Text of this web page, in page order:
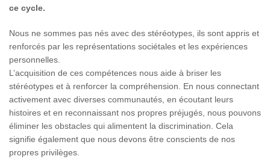
ce cycle.
Nous ne sommes pas nés avec des stéréotypes, ils sont appris et
renforcés par les représentations sociétales et les expériences
personnelles.
L’acquisition de ces compétences nous aide à briser les
stéréotypes et à renforcer la compréhension. En nous connectant
activement avec diverses communautés, en écoutant leurs
histoires et en reconnaissant nos propres préjugés, nous pouvons
éliminer les obstacles qui alimentent la discrimination. Cela
signifie également que nous devons être conscients de nos
propres privilèges.